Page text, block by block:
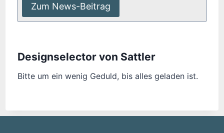
Zum News-Beitrag
Designselector von Sattler
Bitte um ein wenig Geduld, bis alles geladen ist.